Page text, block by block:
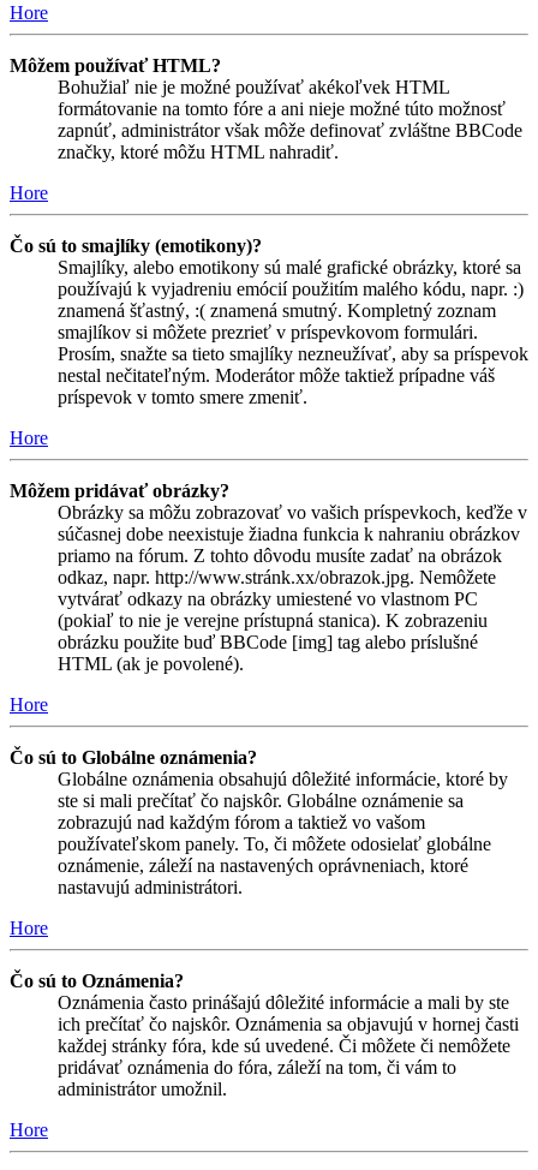
Hore
Môžem používať HTML?
Bohužiaľ nie je možné používať akékoľvek HTML
formátovanie na tomto fóre a ani nieje možné túto možnosť
zapnúť, administrátor však môže definovať zvláštne BBCode
značky, ktoré môžu HTML nahradiť.
Hore
Čo sú to smajlíky (emotikony)?
Smajlíky, alebo emotikony sú malé grafické obrázky, ktoré sa
používajú k vyjadreniu emócií použitím malého kódu, napr. :)
znamená šťastný, :( znamená smutný. Kompletný zoznam
smajlíkov si môžete prezrieť v príspevkovom formulári.
Prosím, snažte sa tieto smajlíky nezneužívať, aby sa príspevok
nestal nečitateľným. Moderátor môže taktiež prípadne váš
príspevok v tomto smere zmeniť.
Hore
Môžem pridávať obrázky?
Obrázky sa môžu zobrazovať vo vašich príspevkoch, keďže v
súčasnej dobe neexistuje žiadna funkcia k nahraniu obrázkov
priamo na fórum. Z tohto dôvodu musíte zadať na obrázok
odkaz, napr. http://www.stránk.xx/obrazok.jpg. Nemôžete
vytvárať odkazy na obrázky umiestené vo vlastnom PC
(pokiaľ to nie je verejne prístupná stanica). K zobrazeniu
obrázku použite buď BBCode [img] tag alebo príslušné
HTML (ak je povolené).
Hore
Čo sú to Globálne oznámenia?
Globálne oznámenia obsahujú dôležité informácie, ktoré by
ste si mali prečítať čo najskôr. Globálne oznámenie sa
zobrazujú nad každým fórom a taktiež vo vašom
používateľskom panely. To, či môžete odosielať globálne
oznámenie, záleží na nastavených oprávneniach, ktoré
nastavujú administrátori.
Hore
Čo sú to Oznámenia?
Oznámenia často prinášajú dôležité informácie a mali by ste
ich prečítať čo najskôr. Oznámenia sa objavujú v hornej časti
každej stránky fóra, kde sú uvedené. Či môžete či nemôžete
pridávať oznámenia do fóra, záleží na tom, či vám to
administrátor umožnil.
Hore